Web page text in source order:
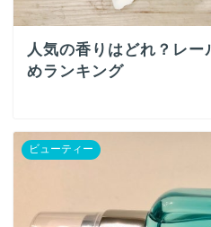
人気の香りはどれ？レ
めランキング
ビューティー